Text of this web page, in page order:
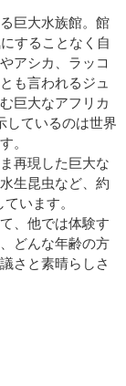
巨大水族館。館
することなく自
アシカ、ラッコ
も言われるジュ
巨大なアフリカ
しているのは世界
。
再現した巨大な
生昆虫など、約
います。
、他では体験す
どんな年齢の方
さと素晴らしさ